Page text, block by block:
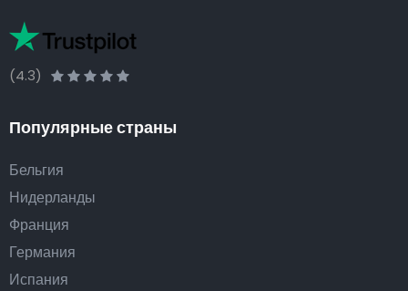
(4.3)
Популярные страны
Бельгия
Нидерланды
Франция
Германия
Испания